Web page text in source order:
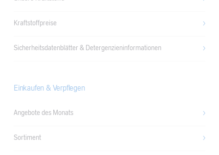
Kraftstoffpreise
Sicherheitsdatenblätter & Detergenzieninformationen
Einkaufen & Verpflegen
Angebote des Monats
Sortiment